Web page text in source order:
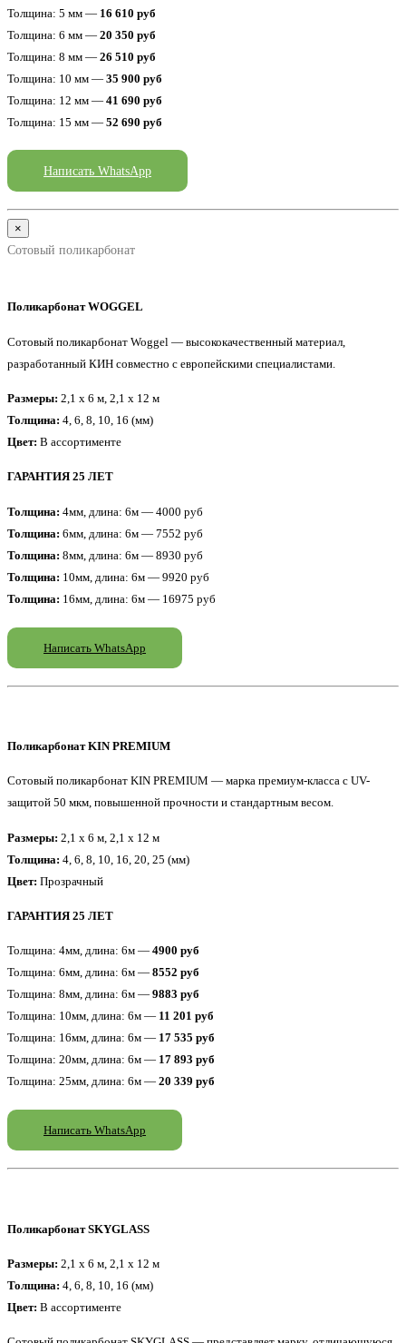
Толщина: 5 мм — 16 610 руб
Толщина: 6 мм — 20 350 руб
Толщина: 8 мм — 26 510 руб
Толщина: 10 мм — 35 900 руб
Толщина: 12 мм — 41 690 руб
Толщина: 15 мм — 52 690 руб
Написать WhatsApp
×
Сотовый поликарбонат
Поликарбонат WOGGEL
Сотовый поликарбонат Woggel — высококачественный материал,
разработанный КИН совместно с европейскими специалистами.
Размеры: 2,1 x 6 м, 2,1 x 12 м
Толщина: 4, 6, 8, 10, 16 (мм)
Цвет: В ассортименте
ГАРАНТИЯ 25 ЛЕТ
Толщина: 4мм, длина: 6м — 4000 руб
Толщина: 6мм, длина: 6м — 7552 руб
Толщина: 8мм, длина: 6м — 8930 руб
Толщина: 10мм, длина: 6м — 9920 руб
Толщина: 16мм, длина: 6м — 16975 руб
Написать WhatsApp
Поликарбонат KIN PREMIUM
Сотовый поликарбонат KIN PREMIUM — марка премиум-класса с UV-
защитой 50 мкм, повышенной прочности и стандартным весом.
Размеры: 2,1 x 6 м, 2,1 x 12 м
Толщина: 4, 6, 8, 10, 16, 20, 25 (мм)
Цвет: Прозрачный
ГАРАНТИЯ 25 ЛЕТ
Толщина: 4мм, длина: 6м — 4900 руб
Толщина: 6мм, длина: 6м — 8552 руб
Толщина: 8мм, длина: 6м — 9883 руб
Толщина: 10мм, длина: 6м — 11 201 руб
Толщина: 16мм, длина: 6м — 17 535 руб
Толщина: 20мм, длина: 6м — 17 893 руб
Толщина: 25мм, длина: 6м — 20 339 руб
Написать WhatsApp
Поликарбонат SKYGLASS
Размеры: 2,1 x 6 м, 2,1 x 12 м
Толщина: 4, 6, 8, 10, 16 (мм)
Цвет: В ассортименте